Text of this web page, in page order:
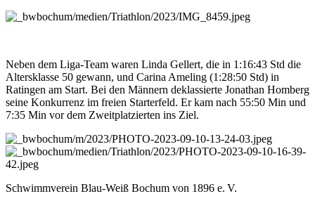
Neben dem Liga-Team waren Linda Gellert, die in 1:16:43 Std die
Altersklasse 50 gewann, und Carina Ameling (1:28:50 Std) in
Ratingen am Start. Bei den Männern deklassierte Jonathan Homberg
seine Konkurrenz im freien Starterfeld. Er kam nach 55:50 Min und
7:35 Min vor dem Zweitplatzierten ins Ziel.
Schwimmverein Blau-Weiß Bochum von 1896 e. V.